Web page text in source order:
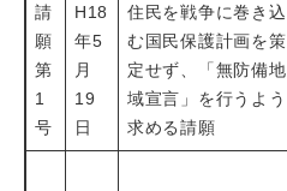
請
願
第
1
号
H18
年5
月
19
日
住民を戦争に巻き込
む国民保護計画を策
定せず、「無防備地
域宣言」を行うよう
求める請願